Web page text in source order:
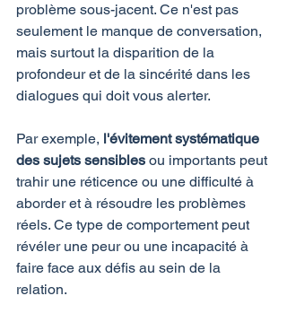
problème sous-jacent. Ce n'est pas
seulement le manque de conversation,
mais surtout la disparition de la
profondeur et de la sincérité dans les
dialogues qui doit vous alerter.
Par exemple, l'évitement systématique
des sujets sensibles ou importants peut
trahir une réticence ou une difficulté à
aborder et à résoudre les problèmes
réels. Ce type de comportement peut
révéler une peur ou une incapacité à
faire face aux défis au sein de la
relation.